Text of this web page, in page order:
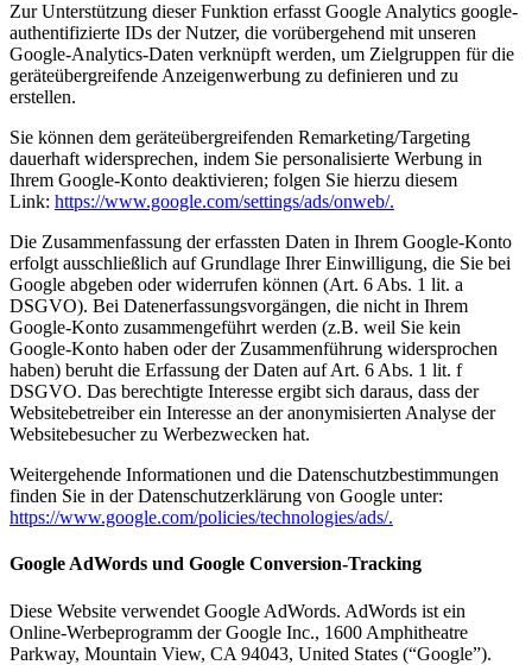
Zur Unterstützung dieser Funktion erfasst Google Analytics google-
authentifizierte IDs der Nutzer, die vorübergehend mit unseren
Google-Analytics-Daten verknüpft werden, um Zielgruppen für die
geräteübergreifende Anzeigenwerbung zu definieren und zu
erstellen.
Sie können dem geräteübergreifenden Remarketing/Targeting
dauerhaft widersprechen, indem Sie personalisierte Werbung in
Ihrem Google-Konto deaktivieren; folgen Sie hierzu diesem
Link: https://www.google.com/settings/ads/onweb/.
Die Zusammenfassung der erfassten Daten in Ihrem Google-Konto
erfolgt ausschließlich auf Grundlage Ihrer Einwilligung, die Sie bei
Google abgeben oder widerrufen können (Art. 6 Abs. 1 lit. a
DSGVO). Bei Datenerfassungsvorgängen, die nicht in Ihrem
Google-Konto zusammengeführt werden (z.B. weil Sie kein
Google-Konto haben oder der Zusammenführung widersprochen
haben) beruht die Erfassung der Daten auf Art. 6 Abs. 1 lit. f
DSGVO. Das berechtigte Interesse ergibt sich daraus, dass der
Websitebetreiber ein Interesse an der anonymisierten Analyse der
Websitebesucher zu Werbezwecken hat.
Weitergehende Informationen und die Datenschutzbestimmungen
finden Sie in der Datenschutzerklärung von Google unter:
https://www.google.com/policies/technologies/ads/.
Google AdWords und Google Conversion-Tracking
Diese Website verwendet Google AdWords. AdWords ist ein
Online-Werbeprogramm der Google Inc., 1600 Amphitheatre
Parkway, Mountain View, CA 94043, United States (“Google”).